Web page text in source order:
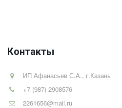
Контакты
ИП Афанасьев С.А., г.Казань
+7 (987) 2908576
2261656@mail.ru